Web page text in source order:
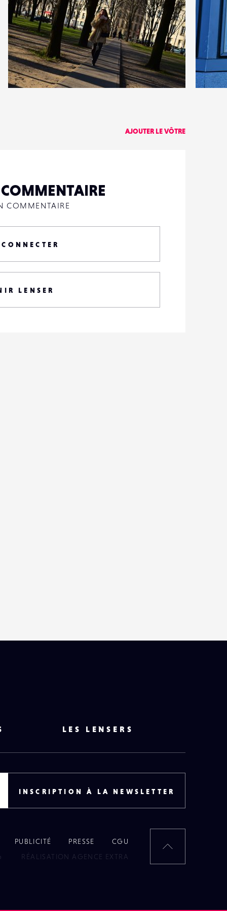
0
25
0
AJOUTER LE VÔTRE
COMMENTAIRE
LENSER
LES LENSERS
INSCRIPTION À LA NEWSLETTER
PUBLICITÉ PRESSE
CGU
RÉALISATION AGENCE EXTRA